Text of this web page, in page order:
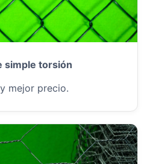
simple torsión
mejor precio.